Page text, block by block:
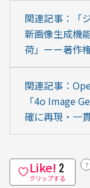
関連記事：「
新画像生成機
荷」ーー著作
関連記事：
「4o Image
確に再現・一
Like! 2
クリップする
？